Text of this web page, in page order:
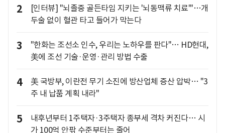
2
[인터뷰] "뇌졸중 골든타임 지키는 '뇌동맥류 치료'"…개
두술 없이 혈관 타고 들어가 막는다
3
"한화는 조선소 인수, 우리는 노하우를 판다"… HD현대,
美에 조선 기술·운영·관리 방법 수출
4
美 국방부, 이란전 무기 소진에 방산업체 증산 압박… "3
주 내 납품 계획 내라"
5
내후년부터 1주택자·3주택자 종부세 격차 커진다… 시
가 100억 안팎 수준부터는 줄어